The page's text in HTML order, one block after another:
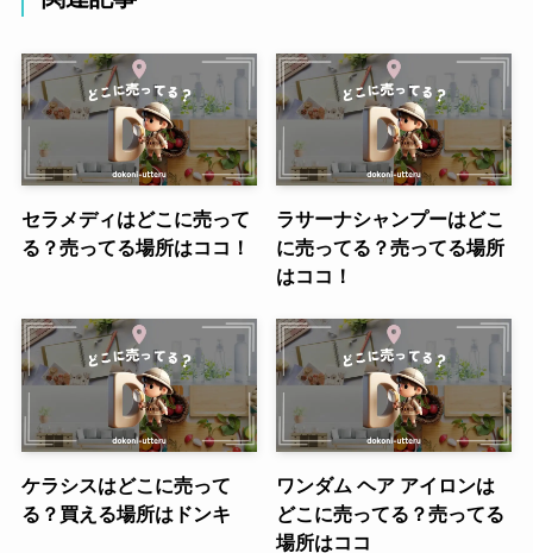
セラメディはどこに売って
る？売ってる場所はココ！
ラサーナシャンプーはどこ
に売ってる？売ってる場所
はココ！
ケラシスはどこに売って
る？買える場所はドンキ
ワンダム ヘア アイロンは
どこに売ってる？売ってる
場所はココ